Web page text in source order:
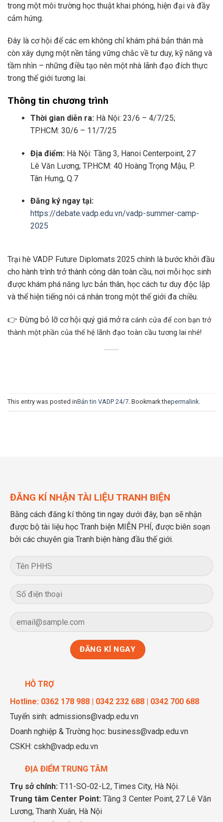
trong một môi trường học thuật khai phóng, hiện đại và đầy
cảm hứng.
Đây là cơ hội để các em không chỉ khám phá bản thân mà
còn xây dựng một nền tảng vững chắc về tư duy, kỹ năng và
tầm nhìn – những điều tạo nên một nhà lãnh đạo đích thực
trong thế giới tương lai.
Thông tin chương trình
Thời gian diễn ra: Hà Nội: 23/6 – 4/7/25;
TP.HCM: 30/6 – 11/7/25
Địa điểm: Hà Nội: Tầng 3, Hanoi Centerpoint, 27
Lê Văn Lương; TP.HCM: 40 Hoàng Trọng Mậu, P.
Tân Hưng, Q.7
Đăng ký ngay tại:
https://debate.vadp.edu.vn/vadp-summer-camp-
2025
Trại hè VADP Future Diplomats 2025 chính là bước khởi đầu
cho hành trình trở thành công dân toàn cầu, nơi mỗi học sinh
được khám phá năng lực bản thân, học cách tư duy độc lập
và thể hiện tiếng nói cá nhân trong một thế giới đa chiều.
👉 Đừng bỏ lỡ cơ hội quý giá mở ra cánh cửa để con bạn trở
thành một phần của thế hệ lãnh đạo toàn cầu tương lai nhé!
This entry was posted inBản tin VADP 24/7. Bookmark thepermalink.
ĐĂNG KÍ NHẬN TÀI LIỆU TRANH BIỆN
Bằng cách đăng kí thông tin ngay dưới đây, bạn sẽ nhận
được bộ tài liệu học Tranh biện MIỄN PHÍ, được biên soạn
bởi các chuyên gia Tranh biện hàng đầu thế giới.
HỖ TRỢ
Hotline: 0362 178 988 | 0342 232 688 | 0342 700 688
Tuyển sinh: admissions@vadp.edu.vn
Doanh nghiệp & Trường học: business@vadp.edu.vn
CSKH: cskh@vadp.edu.vn
ĐỊA ĐIỂM TRUNG TÂM
Trụ sở chính: T11-SO-02-L2, Times City, Hà Nội.
Trung tâm Center Point: Tầng 3 Center Point, 27 Lê Văn
Lương, Thanh Xuân, Hà Nội